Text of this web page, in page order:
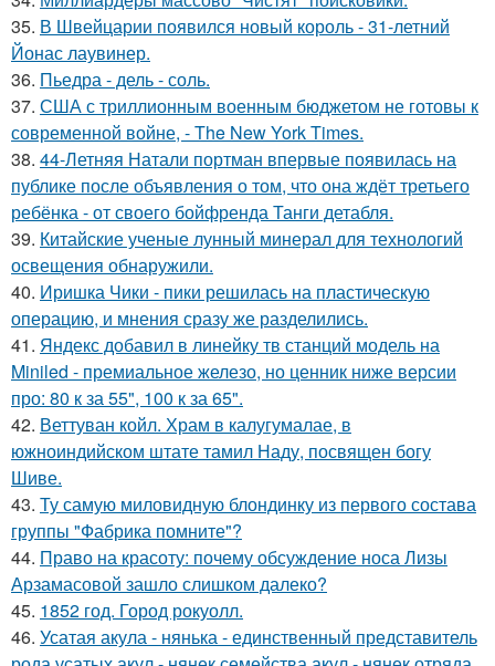
35. В Швейцарии появился новый король - 31-летний
Йонас лаувинер.
36. Пьедра - дель - соль.
37. США с триллионным военным бюджетом не готовы к
современной войне, - The New York Times.
38. 44-Летняя Натали портман впервые появилась на
публике после объявления о том, что она ждёт третьего
ребёнка - от своего бойфренда Танги детабля.
39. Китайские ученые лунный минерал для технологий
освещения обнаружили.
40. Иришка Чики - пики решилась на пластическую
операцию, и мнения сразу же разделились.
41. Яндекс добавил в линейку тв станций модель на
Miniled - премиальное железо, но ценник ниже версии
про: 80 к за 55", 100 к за 65".
42. Веттуван койл. Храм в калугумалае, в
южноиндийском штате тамил Наду, посвящен богу
Шиве.
43. Ту самую миловидную блондинку из первого состава
группы "Фабрика помните"?
44. Право на красоту: почему обсуждение носа Лизы
Арзамасовой зашло слишком далеко?
45. 1852 год. Город рокуолл.
46. Усатая акула - нянька - единственный представитель